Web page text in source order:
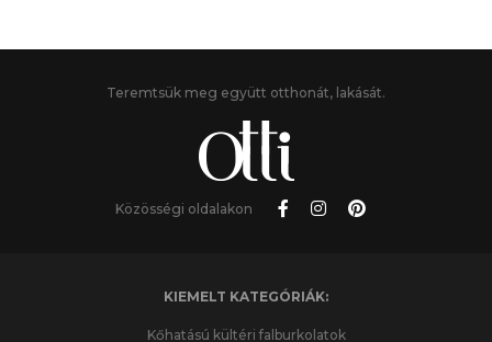
Teremtsük meg együtt otthonát, lakását.
Közösségi oldalakon
KIEMELT KATEGÓRIÁK:
Kőhatású kültéri falburkolatok